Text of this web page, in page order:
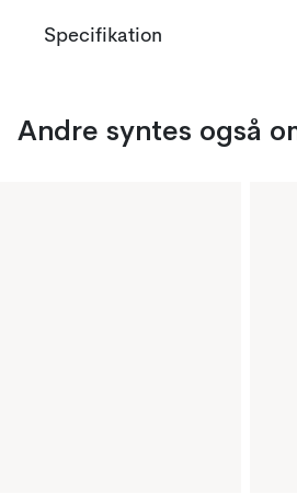
Specifikation
Andre syntes også